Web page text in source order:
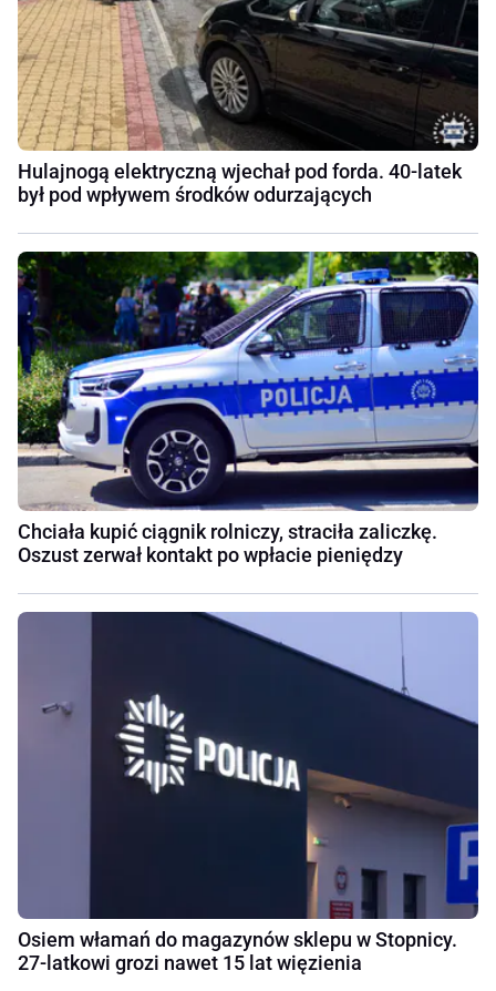
Hulajnogą elektryczną wjechał pod forda. 40-latek
był pod wpływem środków odurzających
Chciała kupić ciągnik rolniczy, straciła zaliczkę.
Oszust zerwał kontakt po wpłacie pieniędzy
Osiem włamań do magazynów sklepu w Stopnicy.
27-latkowi grozi nawet 15 lat więzienia